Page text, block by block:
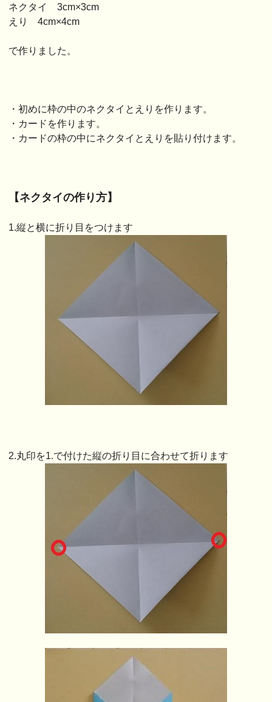
ネクタイ 3cm×3cm
えり 4cm×4cm
で作りました。
・初めに枠の中のネクタイとえりを作ります。
・カードを作ります。
・カードの枠の中にネクタイとえりを貼り付けます。
【ネクタイの作り方】
1.縦と横に折り目をつけます
2.丸印を1.で付けた縦の折り目に合わせて折ります